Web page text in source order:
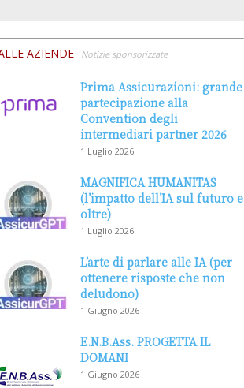
AZIENDE Notizie sponsorizzate
Prima Assicurazioni: grande
partecipazione alla
Convention degli
intermediari partner 2026
1 Luglio 2026
MAGNIFICA HUMANITAS
(l’impatto dell’IA sul futuro e
oltre)
1 Luglio 2026
L’arte di parlare alle IA (per
ottenere risposte che non
deludono)
1 Giugno 2026
E.N.B.Ass. PROGETTA IL
DOMANI
1 Giugno 2026